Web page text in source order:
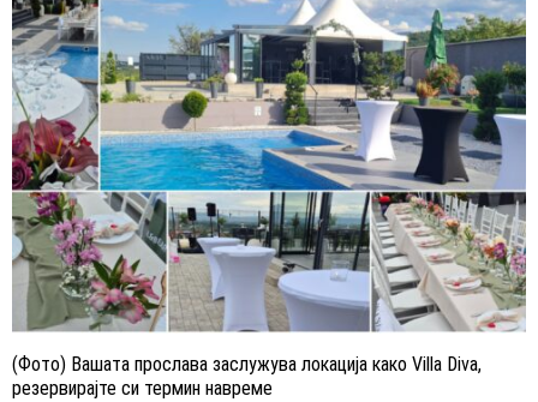
(Фото) Вашата прослава заслужува локација како Villa Diva,
резервирајте си термин навреме